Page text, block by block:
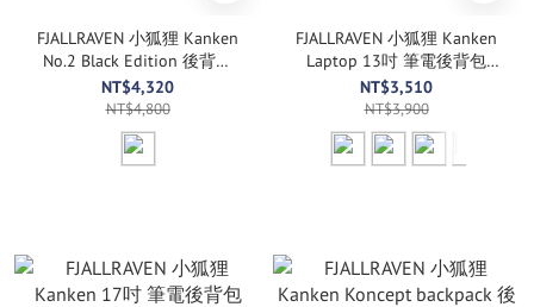
FJALLRAVEN 小狐狸 Kanken
No.2 Black Edition 後背包
FR23567
NT$4,320
NT$4,800
FJALLRAVEN 小狐狸 Kanken
Laptop 13吋 筆電後背包
FR23523
NT$3,510
NT$3,900